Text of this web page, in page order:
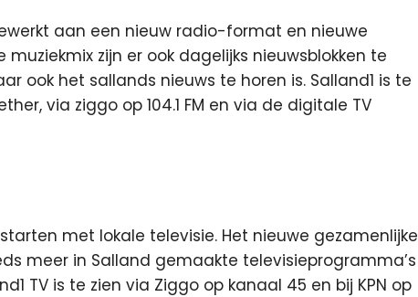
aan een nieuw radio-format en nieuwe
muziekmix zijn er ook dagelijks nieuwsblokken te
ook het sallands nieuws te horen is. Salland1 is te
via ziggo op 104.1 FM en via de digitale TV
met lokale televisie. Het nieuwe gezamenlijke
meer in Salland gemaakte televisieprogramma’s
TV is te zien via Ziggo op kanaal 45 en bij KPN op